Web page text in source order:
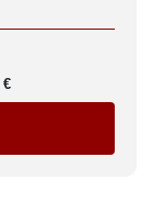
€